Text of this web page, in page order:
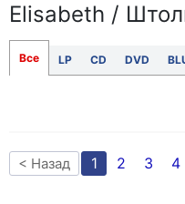
Elisabeth /
Все LP CD DVD
< Назад 1 2 3 4